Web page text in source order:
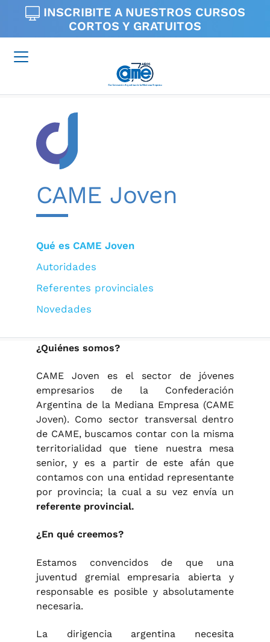
INSCRIBITE A NUESTROS CURSOS
CORTOS Y GRATUITOS
CAME Joven
Qué es CAME Joven
Autoridades
Referentes provinciales
Novedades
¿Quiénes somos?
CAME Joven es el sector de jóvenes
empresarios de la Confederación
Argentina de la Mediana Empresa (CAME
Joven). Como sector transversal dentro
de CAME, buscamos contar con la misma
territorialidad que tiene nuestra mesa
senior, y es a partir de este afán que
contamos con una entidad representante
por provincia; la cual a su vez envía un
referente provincial.
¿En qué creemos?
Estamos convencidos de que una
juventud gremial empresaria abierta y
responsable es posible y absolutamente
necesaria.
La dirigencia argentina necesita